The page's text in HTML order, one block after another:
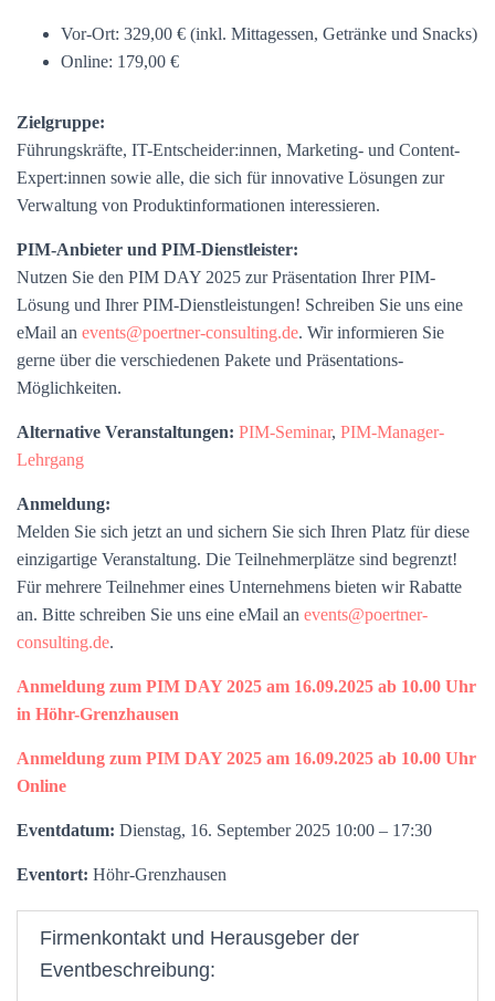
Vor-Ort: 329,00 € (inkl. Mittagessen, Getränke und Snacks)
Online: 179,00 €
Zielgruppe:
Führungskräfte, IT-Entscheider:innen, Marketing- und Content-
Expert:innen sowie alle, die sich für innovative Lösungen zur
Verwaltung von Produktinformationen interessieren.
PIM-Anbieter und PIM-Dienstleister:
Nutzen Sie den PIM DAY 2025 zur Präsentation Ihrer PIM-
Lösung und Ihrer PIM-Dienstleistungen! Schreiben Sie uns eine
eMail an events@poertner-consulting.de. Wir informieren Sie
gerne über die verschiedenen Pakete und Präsentations-
Möglichkeiten.
Alternative Veranstaltungen: PIM-Seminar, PIM-Manager-
Lehrgang
Anmeldung:
Melden Sie sich jetzt an und sichern Sie sich Ihren Platz für diese
einzigartige Veranstaltung. Die Teilnehmerplätze sind begrenzt!
Für mehrere Teilnehmer eines Unternehmens bieten wir Rabatte
an. Bitte schreiben Sie uns eine eMail an events@poertner-
consulting.de.
Anmeldung zum PIM DAY 2025 am 16.09.2025 ab 10.00 Uhr
in Höhr-Grenzhausen
Anmeldung zum PIM DAY 2025 am 16.09.2025 ab 10.00 Uhr
Online
Eventdatum: Dienstag, 16. September 2025 10:00 – 17:30
Eventort: Höhr-Grenzhausen
Firmenkontakt und Herausgeber der
Eventbeschreibung: